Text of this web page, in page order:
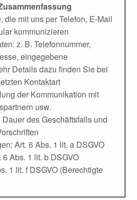
die mit uns per Telefon, E-Mail
kommunizieren
z. B. Telefonnummer,
eingegebene
Details dazu finden Sie bei
Kontaktart
der Kommunikation mit
usw.
des Geschäftsfalls und
Art. 6 Abs. 1 lit. a DSGVO
Abs. 1 lit. b DSGVO
1 lit. f DSGVO (Berechtigte